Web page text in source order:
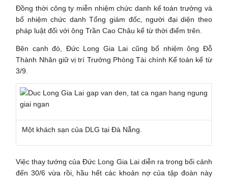
Đồng thời công ty miễn nhiệm chức danh kế toán trưởng và
bổ nhiệm chức danh Tổng giám đốc, người đại diện theo
pháp luật đối với ông Trần Cao Châu kể từ thời điểm trên.
Bên cạnh đó, Đức Long Gia Lai cũng bổ nhiệm ông Đỗ
Thành Nhân giữ vị trí Trưởng Phòng Tài chính Kế toán kể từ
3/9.
Một khách sạn của DLG tại Đà Nẵng.
Việc thay tướng của Đức Long Gia Lai diễn ra trong bối cảnh
đến 30/6 vừa rồi, hầu hết các khoản nợ của tập đoàn này